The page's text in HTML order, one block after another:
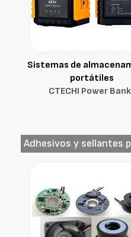
Sistemas de
portátiles
CTECHI Power
Adhesivos y sellantes